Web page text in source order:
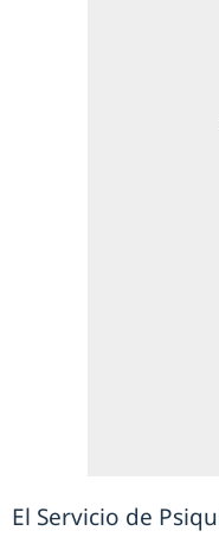
El Servicio de